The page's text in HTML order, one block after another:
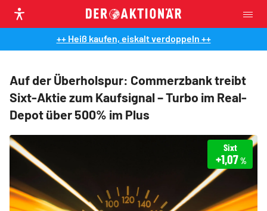
++ Heiß kaufen, eiskalt verdoppeln ++
Auf der Überholspur: Commerzbank treibt
Sixt-Aktie zum Kaufsignal – Turbo im Real-
Depot über 500% im Plus
Sixt
+1,07%